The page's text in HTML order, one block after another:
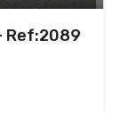
Ref:2089